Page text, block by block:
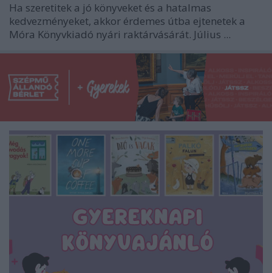
Ha szeretitek a jó könyveket és a hatalmas
kedvezményeket, akkor érdemes útba ejtenetek a
Móra Könyvkiadó nyári raktárvásárát. Július ...